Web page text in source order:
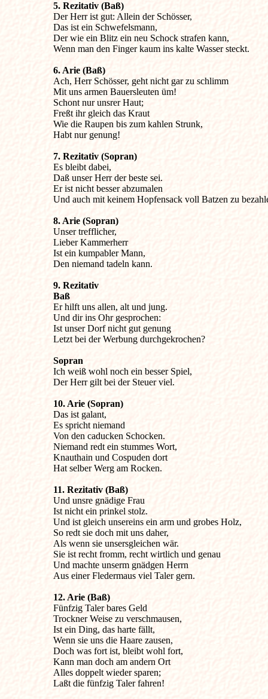
5. Rezitativ (Baß)
Der Herr ist gut: Allein der Schösser,
Das ist ein Schwefelsmann,
Der wie ein Blitz ein neu Schock strafen kann,
Wenn man den Finger kaum ins kalte Wasser steckt.
6. Arie (Baß)
Ach, Herr Schösser, geht nicht gar zu schlimm
Mit uns armen Bauersleuten üm!
Schont nur unsrer Haut;
Freßt ihr gleich das Kraut
Wie die Raupen bis zum kahlen Strunk,
Habt nur genung!
7. Rezitativ (Sopran)
Es bleibt dabei,
Daß unser Herr der beste sei.
Er ist nicht besser abzumalen
Und auch mit keinem Hopfensack voll Batzen zu
8. Arie (Sopran)
Unser trefflicher,
Lieber Kammerherr
Ist ein kumpabler Mann,
Den niemand tadeln kann.
9. Rezitativ
Er hilft uns allen, alt und jung.
Und dir ins Ohr gesprochen:
Ist unser Dorf nicht gut genung
Letzt bei der Werbung durchgekrochen?
Ich weiß wohl noch ein besser Spiel,
Der Herr gilt bei der Steuer viel.
10. Arie (Sopran)
Das ist galant,
Es spricht niemand
Von den caducken Schocken.
Niemand redt ein stummes Wort,
Knauthain und Cospuden dort
Hat selber Werg am Rocken.
11. Rezitativ (Baß)
Und unsre gnädige Frau
Ist nicht ein prinkel stolz.
Und ist gleich unsereins ein arm und grobes Holz,
So redt sie doch mit uns daher,
Als wenn sie unsersgleichen wär.
Sie ist recht fromm, recht wirtlich und genau
Und machte unserm gnädgen Herrn
Aus einer Fledermaus viel Taler gern.
12. Arie (Baß)
Fünfzig Taler bares Geld
Trockner Weise zu verschmausen,
Ist ein Ding, das harte fällt,
Wenn sie uns die Haare zausen,
Doch was fort ist, bleibt wohl fort,
Kann man doch am andern Ort
Alles doppelt wieder sparen;
Laßt die fünfzig Taler fahren!